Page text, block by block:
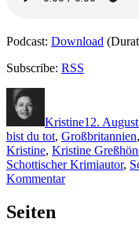
Podcast: Download
Subscribe: RSS
Kristine12.
bist du tot, Großbritannien,
Kristine, Kristine
Schottischer Krimiautor,
Kommentarzu
Seiten